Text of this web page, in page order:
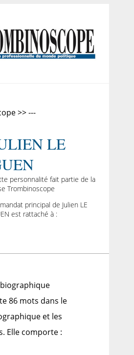
>> ---
LE
personnalité fait partie de la
Trombinoscope
principal de Julien LE
est rattaché à :
86 mots dans le
et les
Elle comporte :